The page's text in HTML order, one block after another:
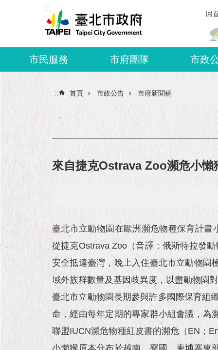
跳到主要內容區塊
:::
回
市民服務 市府團隊 市政
::: 首頁 市政公告 市府新聞稿
來自捷克Ostrava Zoo瀕危小
臺北市立動物園在歐洲瀕危物種保育計畫
從捷克Ostrava Zoo（音譯：俄斯特拉發
安全抵達臺灣，晚上入住臺北市立動物園
域外族群數量及基因歧異度，以盡動物園
臺北市立動物園長期參與許多國際保育組
命，經由每年定期的專家群小組會議，為
聯盟IUCN瀕危物種紅皮書的瀕危（EN；
小懶猴原本分布於越南、寮國、柬埔寨東